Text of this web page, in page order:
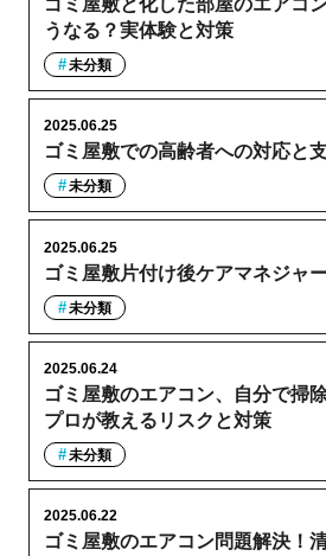
ゴミ屋敷と化した部屋のエアコ
うなる？実体験と対策
未分類
ゴミ屋敷での高齢者への対応と
2025.06.25
未分類
ゴミ屋敷片付け後ケアマネジャ
2025.06.25
未分類
ゴミ屋敷のエアコン、自分で掃
プロが教えるリスクと対策
2025.06.24
未分類
ゴミ屋敷のエアコン問題解決！
2025.06.22